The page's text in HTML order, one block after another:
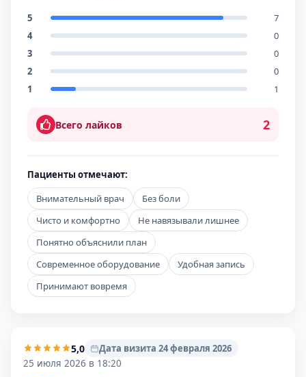
5
7
4
0
3
0
2
0
1
1
Всего лайков 2
Пациенты отмечают:
Внимательный врач
Без боли
Чисто и комфортно
Не навязывали лишнее
Понятно объяснили план
Современное оборудование
Удобная запись
Принимают вовремя
5,0
Дата визита 24 февраля 2026
25 июля 2026 в 18:20